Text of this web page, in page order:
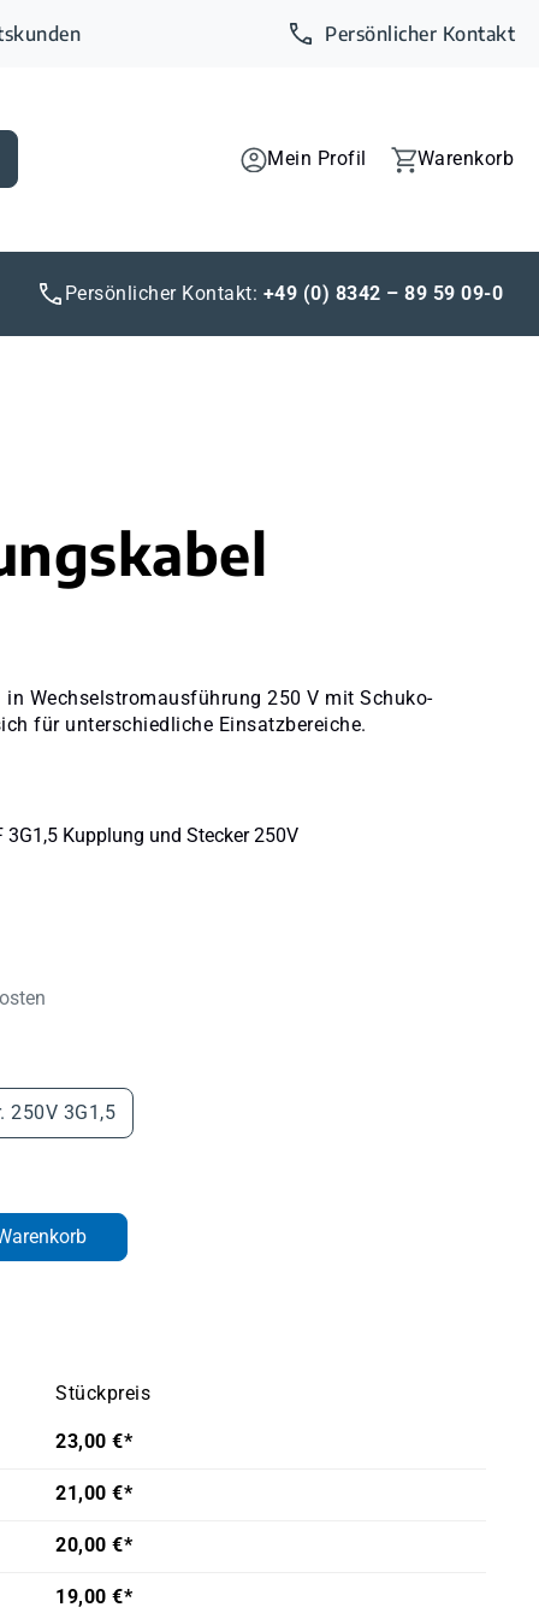
Persönlicher Kontakt
Mein Profil Warenkorb
Persönlicher Kontakt: +49 (0) 8342 – 89 59 09-0
Wechselstromausführung 250 V mit Schuko-
für unterschiedliche Einsatzbereiche.
Kupplung und Stecker 250V
250V 3G1,5
gewünschten Wert ein oder
Stückpreis
23,00 €*
21,00 €*
20,00 €*
19,00 €*